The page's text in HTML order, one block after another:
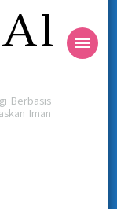
Berbasis
Iman